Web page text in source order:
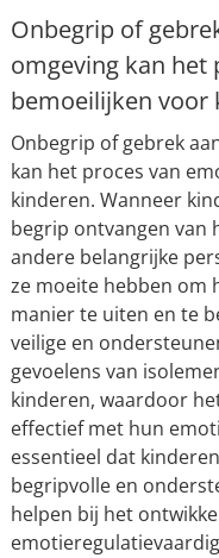
Onbegrip of
omgeving kan het
bemoeilijken voor
Onbegrip of gebrek
kan het proces van
kinderen. Wanneer
begrip ontvangen van
andere belangrijke
ze moeite hebben om
manier te uiten en te
veilige en
gevoelens van
kinderen, waardoor
effectief met hun
essentieel dat
begripvolle en
helpen bij het